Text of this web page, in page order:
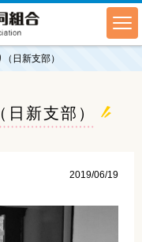
日新支部）
新支部）
2019/06/19